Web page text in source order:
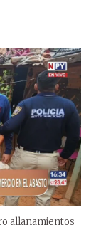
allanamientos